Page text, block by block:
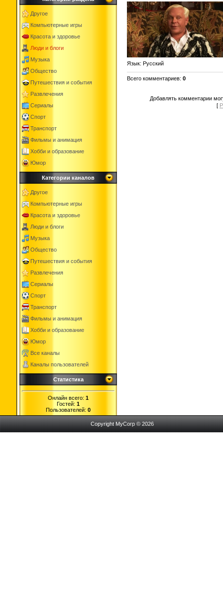
Другое
Компьютерные игры
Красота и здоровье
Люди и блоги
Музыка
Общество
Путешествия и события
Развлечения
Сериалы
Спорт
Транспорт
Фильмы и анимация
Хобби и образование
Юмор
Категории каналов
Другое
Компьютерные игры
Красота и здоровье
Люди и блоги
Музыка
Общество
Путешествия и события
Развлечения
Сериалы
Спорт
Транспорт
Фильмы и анимация
Хобби и образование
Юмор
Все каналы
Каналы пользователей
Статистика
Онлайн всего: 1
Гостей: 1
Пользователей: 0
Язык: Русский
Всего комментариев: 0
Добавлять комментарии
[
Copyright MyCorp © 2026